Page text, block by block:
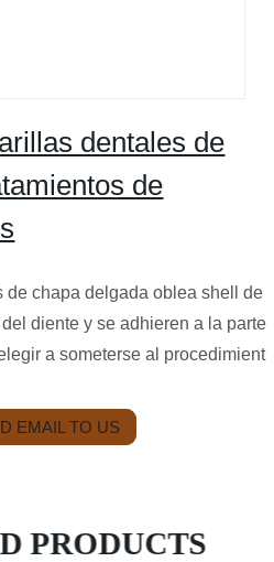
dentales de
de
de chapa delgada oblea shell de
diente y se adhieren a la parte
a someterse al procedimient
EMAIL TO US
PRODUCTS